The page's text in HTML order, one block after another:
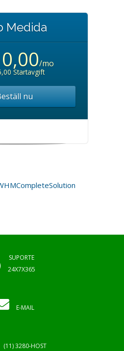
Medida
/mo
Startavgift
nu
SUPORTE
24X7X365
E-MAIL
(11) 3280-HOST